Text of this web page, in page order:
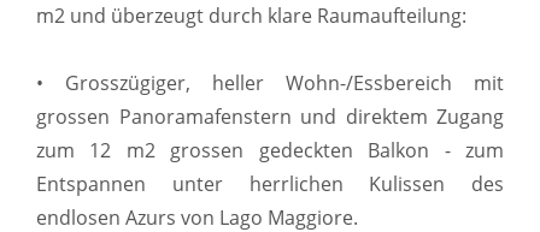
m2 und überzeugt durch klare Raumaufteilung:
• Grosszügiger, heller Wohn-/Essbereich mit
grossen Panoramafenstern und direktem Zugang
zum 12 m2 grossen gedeckten Balkon - zum
Entspannen unter herrlichen Kulissen des
endlosen Azurs von Lago Maggiore.